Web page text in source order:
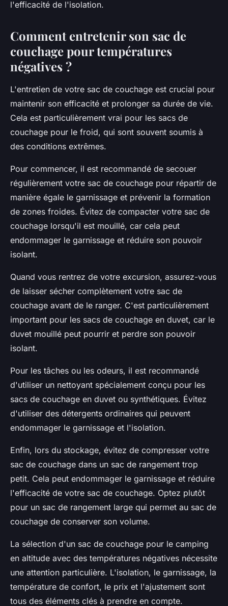
l'efficacité de l'isolation.
Comment entretenir son sac de
couchage pour températures
négatives ?
L'entretien de votre sac de couchage est crucial pour
maintenir son efficacité et prolonger sa durée de vie.
Cela est particulièrement vrai pour les sacs de
couchage pour le froid, qui sont souvent soumis à
des conditions extrêmes.
Pour commencer, il est recommandé de secouer
régulièrement votre sac de couchage pour répartir de
manière égale le garnissage et prévenir la formation
de zones froides. Évitez de compacter votre sac de
couchage lorsqu'il est mouillé, car cela peut
endommager le garnissage et réduire son pouvoir
isolant.
Quand vous rentrez de votre excursion, assurez-vous
de laisser sécher complètement votre sac de
couchage avant de le ranger. C'est particulièrement
important pour les sacs de couchage en duvet, car le
duvet mouillé peut pourrir et perdre son pouvoir
isolant.
Pour les tâches ou les odeurs, il est recommandé
d'utiliser un nettoyant spécialement conçu pour les
sacs de couchage en duvet ou synthétiques. Évitez
d'utiliser des détergents ordinaires qui peuvent
endommager le garnissage et l'isolation.
Enfin, lors du stockage, évitez de compresser votre
sac de couchage dans un sac de rangement trop
petit. Cela peut endommager le garnissage et réduire
l'efficacité de votre sac de couchage. Optez plutôt
pour un sac de rangement large qui permet au sac de
couchage de conserver son volume.
La sélection d'un sac de couchage pour le camping
en altitude avec des températures négatives nécessite
une attention particulière. L'isolation, le garnissage, la
température de confort, le prix et l'ajustement sont
tous des éléments clés à prendre en compte.